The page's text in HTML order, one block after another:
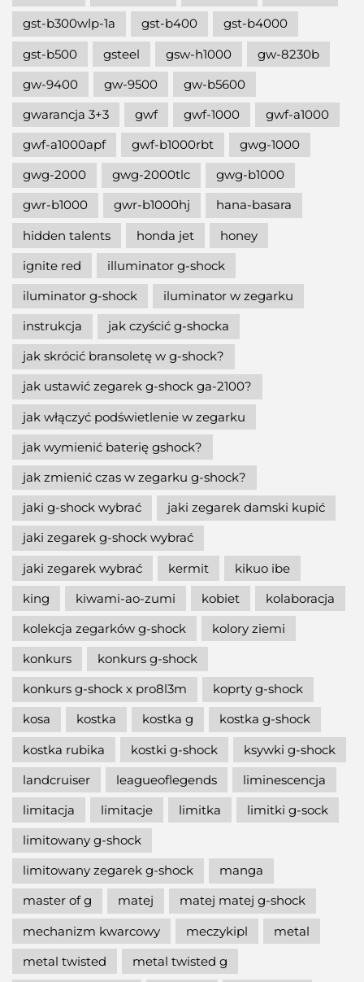
gst-b300wlp-1a
gst-b400
gst-b4000
gst-b500
gsteel gsw-h1000
gw-8230b
gw-9400
gw-9500
gw-b5600
gwarancja 3+3
gwf gwf-1000
gwf-a1000
gwf-a1000apf
gwf-b1000rbt
gwg-1000
gwg-2000
gwg-2000tlc
gwg-b1000
gwr-b1000
gwr-b1000hj
hana-basara
hidden talents
honda jet
honey
ignite red
illuminator g-shock
iluminator g-shock
iluminator w zegarku
instrukcja
jak czyścić g-shocka
jak skrócić bransoletę w g-shock?
jak ustawić zegarek g-shock ga-2100?
jak włączyć podświetlenie w zegarku
jak wymienić baterię gshock?
jak zmienić czas w zegarku g-shock?
jaki g-shock wybrać
jaki zegarek damski kupić
jaki zegarek g-shock wybrać
jaki zegarek wybrać
kermit
kikuo ibe
king
kiwami-ao-zumi kobiet
kolaboracja
kolekcja zegarków g-shock
kolory ziemi
konkurs
konkurs g-shock
konkurs g-shock x pro8l3m
koprty g-shock
kosa
kostka kostka g
kostka g-shock
kostka rubika
kostki g-shock
ksywki g-shock
landcruiser
leagueoflegends
liminescencja
limitacja
limitacje limitka
limitki g-sock
limitowany g-shock
limitowany zegarek g-shock
manga
master of g
matej
matej matej g-shock
mechanizm kwarcowy
meczykipl
metal
metal twisted
metal twisted g